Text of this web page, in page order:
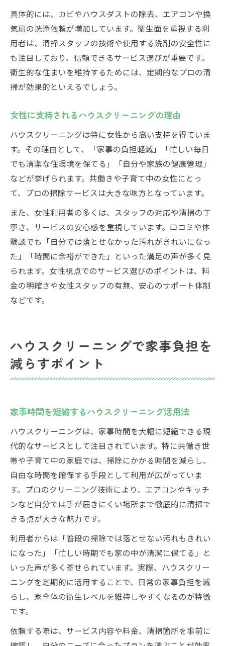
具体的には、カビやハウスダストの除去、エアコンや換
気扇の洗浄依頼が増加しています。衛生面を重視する利
用者は、清掃スタッフの技術や使用する洗剤の安全性に
も注目しており、信頼できるサービス選びが重要です。
衛生的な住まいを維持するためには、定期的なプロの清
掃が効果的といえるでしょう。
女性に支持されるハウスクリーニングの理由
ハウスクリーニングは特に女性から高い支持を得ていま
す。その理由として、「家事の負担軽減」「忙しい毎日
でも清潔な住環境を保てる」「自分や家族の健康管理」
などが挙げられます。共働きや子育て中の女性にとっ
て、プロの掃除サービスは大きな味方となっています。
また、女性利用者の多くは、スタッフの対応や清掃の丁
寧さ、サービスの安心感を重視しています。口コミや体
験談でも「自分では落とせなかった汚れがきれいになっ
た」「時間に余裕ができた」といった満足の声が多く見
られます。女性視点でのサービス選びのポイントは、料
金の明確さや女性スタッフの有無、安心のサポート体制
などです。
ハウスクリーニングで家事負担を
減らすポイント
家事時間を短縮するハウスクリーニング活用法
ハウスクリーニングは、家事時間を大幅に短縮できる現
代的なサービスとして注目されています。特に共働き世
帯や子育て中の家庭では、掃除にかかる時間を減らし、
自由な時間を確保する手段として利用が広がっていま
す。プロのクリーニング技術により、エアコンやキッチ
ンなど自分では手が届きにくい場所まで徹底的に清掃で
きる点が大きな魅力です。
利用者からは「普段の掃除では落とせない汚れもきれい
になった」「忙しい時期でも家の中が清潔に保てる」と
いった声が多く寄せられています。実際、ハウスクリー
ニングを定期的に活用することで、日常の家事負担を減
らし、家全体の衛生レベルを維持しやすくなるのが特徴
です。
依頼する際は、サービス内容や料金、清掃箇所を事前に